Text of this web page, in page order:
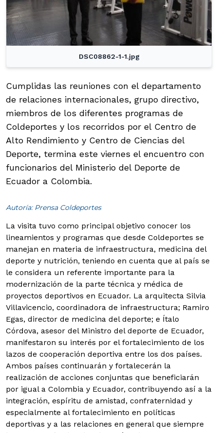
DSC08862-1-1.jpg
Cumplidas las reuniones con el departamento
de relaciones internacionales, grupo directivo,
miembros de los diferentes programas de
Coldeportes y los recorridos por el Centro de
Alto Rendimiento y Centro de Ciencias del
Deporte, termina este viernes el encuentro con
funcionarios del Ministerio del Deporte de
Ecuador a Colombia.
Autoría: Prensa Coldeportes
La visita tuvo como principal objetivo conocer los
lineamientos y programas que desde Coldeportes se
manejan en materia de infraestructura, medicina del
deporte y nutrición, teniendo en cuenta que al país se
le considera un referente importante para la
modernización de la parte técnica y médica de
proyectos deportivos en Ecuador. La arquitecta Silvia
Villavicencio, coordinadora de infraestructura; Ramiro
Egas, director de medicina del deporte; e Ítalo
Córdova, asesor del Ministro del deporte de Ecuador,
manifestaron su interés por el fortalecimiento de los
lazos de cooperación deportiva entre los dos países.
Ambos países continuarán y fortalecerán la
realización de acciones conjuntas que beneficiarán
por igual a Colombia y Ecuador, contribuyendo así a la
integración, espíritu de amistad, confraternidad y
especialmente al fortalecimiento en políticas
deportivas y a las relaciones en general que siempre